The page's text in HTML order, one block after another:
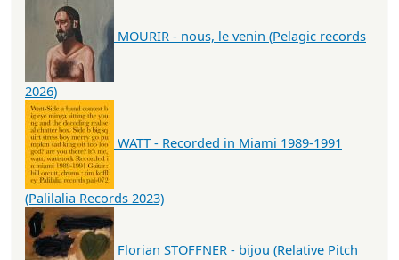
MOURIR - nous, le venin (Pelagic records
2026)
WATT - Recorded in Miami 1989-1991
(Palilalia Records 2023)
Florian STOFFNER - bijou (Relative Pitch